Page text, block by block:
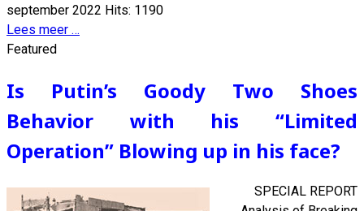
september 2022 Hits: 1190
Lees meer …
Featured
Is Putin’s Goody Two Shoes
Behavior with his “Limited
Operation” Blowing up in his face?
SPECIAL REPORT